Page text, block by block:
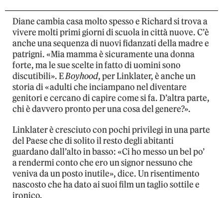
Diane cambia casa molto spesso e Richard si trova a
vivere molti primi giorni di scuola in città nuove. C’è
anche una sequenza di nuovi fidanzati della madre e
patrigni. «Mia mamma è sicuramente una donna
forte, ma le sue scelte in fatto di uomini sono
discutibili». EBoyhood, per Linklater, è anche un
storia di «adulti che inciampano nel diventare
genitori e cercano di capire come si fa. D’altra parte,
chi è davvero pronto per una cosa del genere?».
Linklater è cresciuto con pochi privilegi in una parte
del Paese che di solito il resto degli abitanti
guardano dall’alto in basso: «Ci ho messo un bel po’
a rendermi conto che ero un signor nessuno che
veniva da un posto inutile», dice. Un risentimento
nascosto che ha dato ai suoi film un taglio sottile e
ironico.